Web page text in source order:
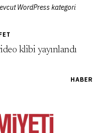
WordPress kategori
klibi yayınlandı
HABER